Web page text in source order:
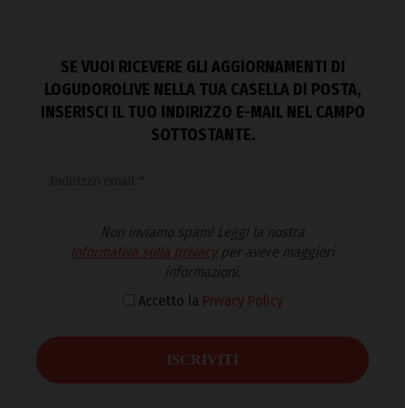
SE VUOI RICEVERE GLI AGGIORNAMENTI DI
LOGUDOROLIVE NELLA TUA CASELLA DI POSTA,
INSERISCI IL TUO INDIRIZZO E-MAIL NEL CAMPO
SOTTOSTANTE.
Non inviamo spam! Leggi la nostra
Informativa sulla privacyper avere maggiori
informazioni.
Accetto la Privacy Policy